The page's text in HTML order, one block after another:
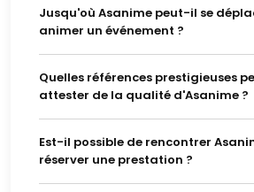
Jusqu'où Asanime peut-il se
animer un événement ?
Quelles références prestigieuses
attester de la qualité d'Asanime ?
Est-il possible de rencontrer
réserver une prestation ?